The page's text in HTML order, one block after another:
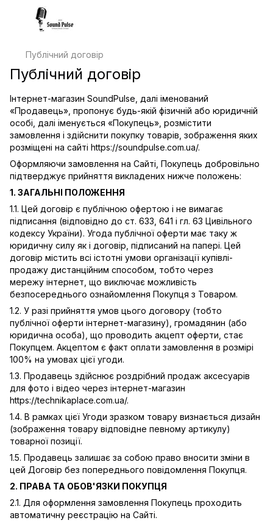
Публічний договір
Публічний договір
Інтернет-магазин SoundPulse, далі іменований
«Продавець», пропонує будь-якій фізичній або юридичній
особі, далі іменується «Покупець», розмістити
замовлення і здійснити покупку товарів, зображення яких
розміщені на сайті https://soundpulse.com.ua/.
Оформляючи замовлення на Сайті, Покупець добровільно
підтверджує прийняття викладених нижче положень:
1. ЗАГАЛЬНІ ПОЛОЖЕННЯ
1.1. Цей договір є публічною офертою і не вимагає
підписання (відповідно до ст. 633, 641 і гл. 63 Цивільного
кодексу України). Угода публічної оферти має таку ж
юридичну силу як і договір, підписаний на папері. Цей
договір містить всі істотні умови організації купівлі-
продажу дистанційним способом, тобто через
мережу інтернет, що виключає можливість
безпосереднього ознайомлення Покупця з Товаром.
1.2. У разі прийняття умов цього договору (тобто
публічної оферти інтернет-магазину), громадянин (або
юридична особа), що проводить акцепт оферти, стає
Покупцем. Акцептом є факт оплати замовлення в розмірі
100% на умовах цієї угоди.
1.3. Продавець здійснює роздрібний продаж аксесуарів
для фото і відео через інтернет-магазин
https://technikaplace.com.ua/.
1.4. В рамках цієї Угоди зразком товару визнається дизайн
(зображення товару відповідне певному артикулу)
товарної позиції.
1.5. Продавець залишає за собою право вносити зміни в
цей Договір без попереднього повідомлення Покупця.
2. ПРАВА ТА ОБОВ'ЯЗКИ ПОКУПЦЯ
2.1. Для оформлення замовлення Покупець проходить
автоматичну реєстрацію на Сайті.